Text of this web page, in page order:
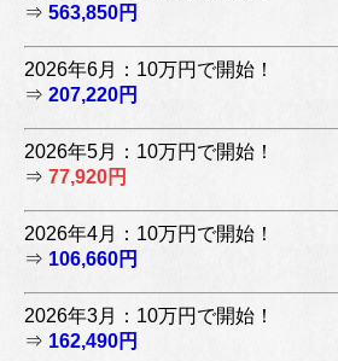
⇒ 563,850円
2026年6月：10万円で開始！
⇒ 207,220円
2026年5月：10万円で開始！
⇒ 77,920円
2026年4月：10万円で開始！
⇒ 106,660円
2026年3月：10万円で開始！
⇒ 162,490円